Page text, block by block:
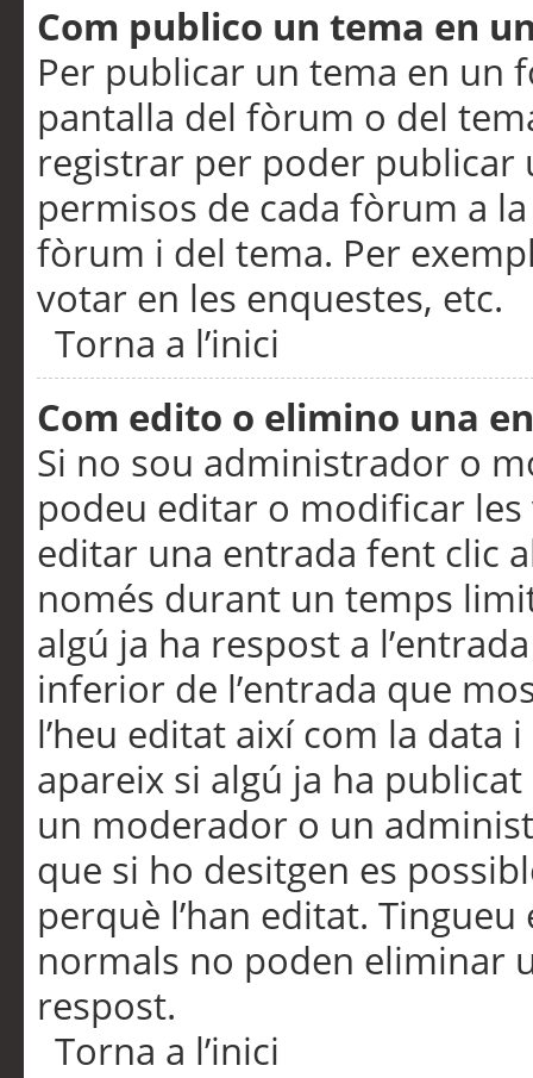
Com publico un tema en
Per publicar un tema en un
pantalla del fòrum o del
registrar per poder publicar
permisos de cada fòrum a
fòrum i del tema. Per
votar en les enquestes, etc.
Torna a l’inici
Com edito o elimino una
Si no sou administrador o
podeu editar o modificar
editar una entrada fent clic
només durant un temps
algú ja ha respost a
inferior de l’entrada que
l’heu editat així com la data
apareix si algú ja ha
un moderador o un
que si ho desitgen es
perquè l’han editat.
normals no poden eliminar
respost.
Torna a l’inici